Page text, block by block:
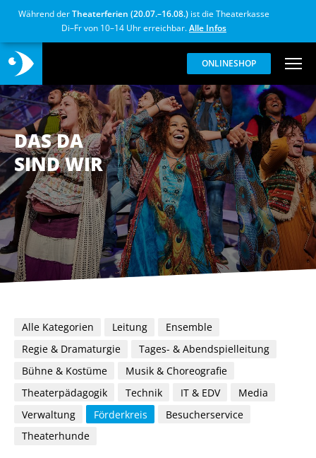
Während derTheaterferien (20.07.–16.08.) ist die Theaterkasse
Di–Fr von 10–14 Uhr erreichbar.Alle Infos
ONLINESHOP
DAS DA
SIND WIR
Alle Kategorien Leitung
Ensemble
Regie & Dramaturgie
Tages- & Abendspielleitung
Bühne & Kostüme
Musik & Choreografie
Theaterpädagogik
Technik IT & EDV
Media
Verwaltung
Förderkreis
Besucherservice
Theaterhunde